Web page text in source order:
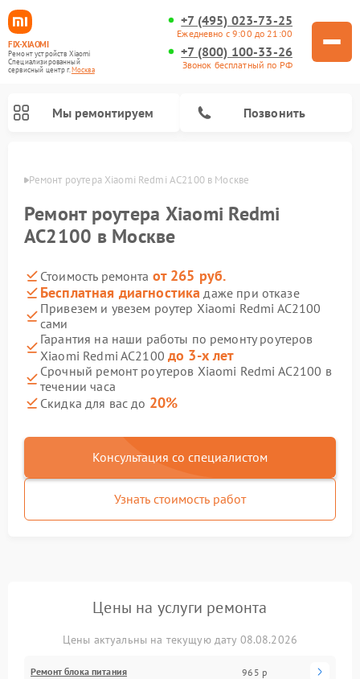
FIX-XIAOMI
Ремонт устройств Xiaomi
Специализированный
cервисный центр г.Москва
+7 (495) 023-73-25
Ежедневно с 9:00 до 21:00
+7 (800) 100-33-26
Звонок бесплатный по РФ
Мы ремонтируем Позвонить
Ремонт роутера Xiaomi Redmi AC2100 в Москве
Ремонт роутера Xiaomi Redmi
AC2100 в Москве
Стоимость ремонта от 265 руб.
Бесплатная диагностика даже при отказе
Привезем и увезем роутер Xiaomi Redmi AC2100
сами
Гарантия на наши работы по ремонту роутеров
Xiaomi Redmi AC2100 до 3-х лет
Срочный ремонт роутеров Xiaomi Redmi AC2100 в
течении часа
Скидка для вас до 20%
Консультация со специалистом
Узнать стоимость работ
Цены на услуги ремонта
Цены актуальны на текущую дату 08.08.2026
Ремонт блока питания 965 р